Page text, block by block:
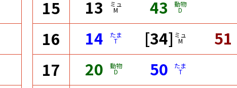
15 13 ミュ
M 43 動物
D
16 14 たま
T [34] ミュ
M 51
17 20 動物
D 50 たま
T